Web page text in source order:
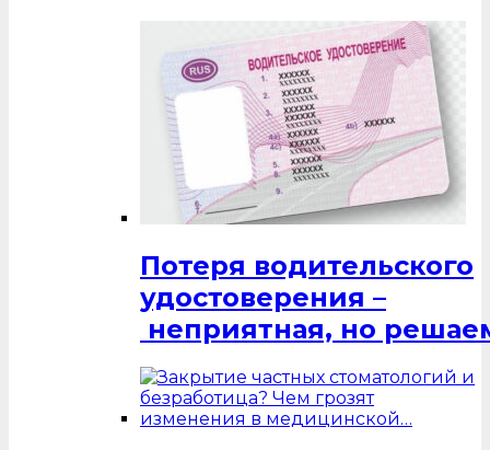
Потеря водительского
удостоверения –
неприятная, но